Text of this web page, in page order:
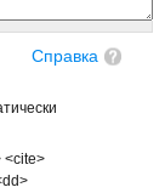
Справка
<cite>